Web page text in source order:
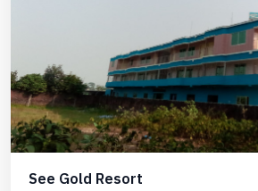
See Gold Resort